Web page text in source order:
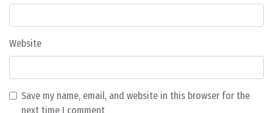
Website
Save my name, email, and website in this browser for the
next time I comment